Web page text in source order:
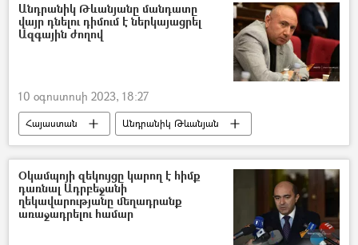
Անդրանիկ Թևանյանը մանդատը
վայր դնելու դիմում է ներկայացրել
Ազգային ժողով
10 օգոստոսի 2023, 18:27
Հայաստան
Անդրանիկ Թևանյան
ԱԺ (Ազգային ժողով)
մանդատ
Օկամպոյի զեկույցը կարող է հիմք
դառնալ Ադրբեջանի
ղեկավարությանը մեղադրանք
առաջադրելու համար